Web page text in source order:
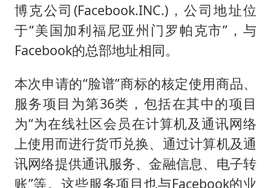
博克公司(Facebook.INC.)，公司地址位
于“美国加利福尼亚州门罗帕克市”，与
Facebook的总部地址相同。
本次申请的“脸谱”商标的核定使用商品、
服务项目为第36类，包括在其中的项目
为“为在线社区会员在计算机及通讯网络
上使用而进行货币兑换、通过计算机及通
讯网络提供通讯服务、金融信息、电子转
账”等。这些服务项目也与Facebook的业